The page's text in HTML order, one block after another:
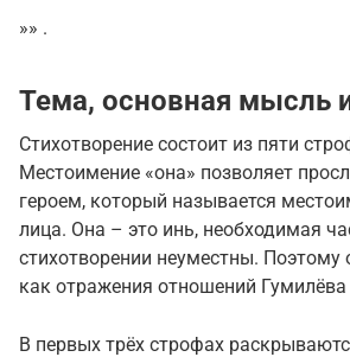
»» .
Тема, основная мысль
Стихотворение состоит из пяти
Местоимение «она» позволяет
героем, который называется
лица. Она – это инь, необходимая
стихотворении неуместны.
как отражения отношений
В первых трёх строфах